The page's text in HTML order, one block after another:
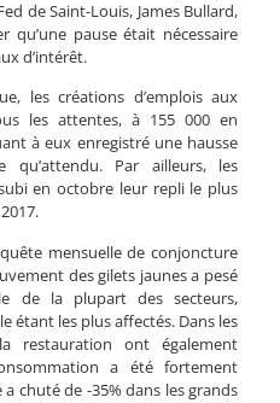
de Saint-Louis, James Bullard,
qu’une pause était nécessaire
d’intérêt.
les créations d’emplois aux
les attentes, à 155 000 en
à eux enregistré une hausse
qu’attendu. Par ailleurs, les
en octobre leur repli le plus
mensuelle de conjoncture
des gilets jaunes a pesé
de la plupart des secteurs,
étant les plus affectés. Dans les
restauration ont également
a été fortement
chuté de -35% dans les grands